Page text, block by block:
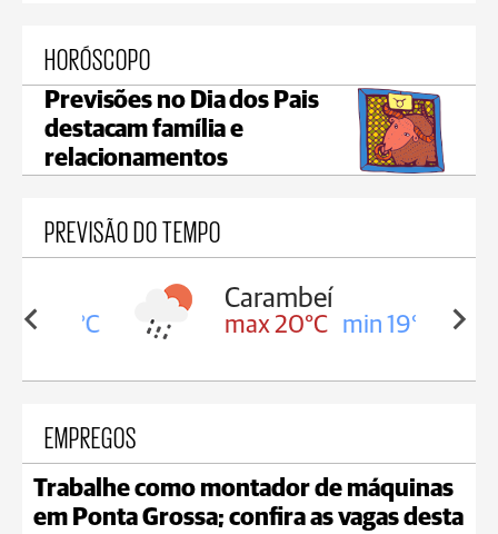
HORÓSCOPO
Previsões no Dia dos Pais
destacam família e
relacionamentos
PREVISÃO DO TEMPO
19°C
Carambeí
max 20°C min 19°C
EMPREGOS
Trabalhe como montador de máquinas
em Ponta Grossa; confira as vagas desta